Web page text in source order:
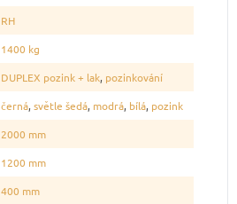
RH
1400 kg
DUPLEX pozink + lak, pozinkování
černá, světle šedá, modrá, bílá, pozink
2000 mm
1200 mm
400 mm